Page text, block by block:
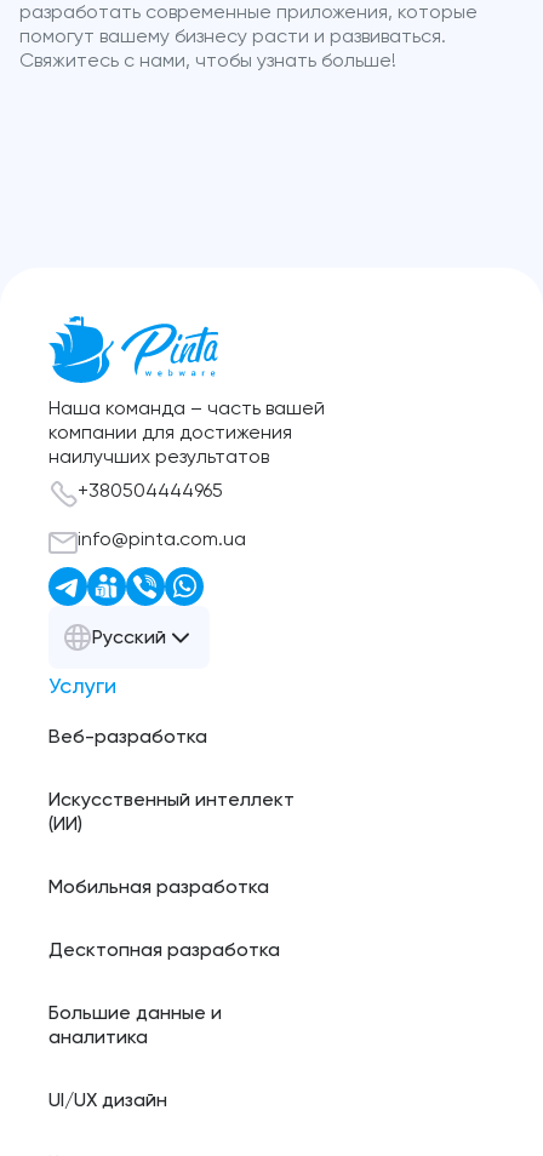
разработать современные приложения, которые
помогут вашему бизнесу расти и развиваться.
Свяжитесь с нами, чтобы узнать больше!
Наша команда – часть вашей
компании для достижения
наилучших результатов
+380504444965
info@pinta.com.ua
Русский
Услуги
Веб-разработка
Искусственный интеллект
(ИИ)
Мобильная разработка
Десктопная разработка
Большие данные и
аналитика
UI/UX дизайн